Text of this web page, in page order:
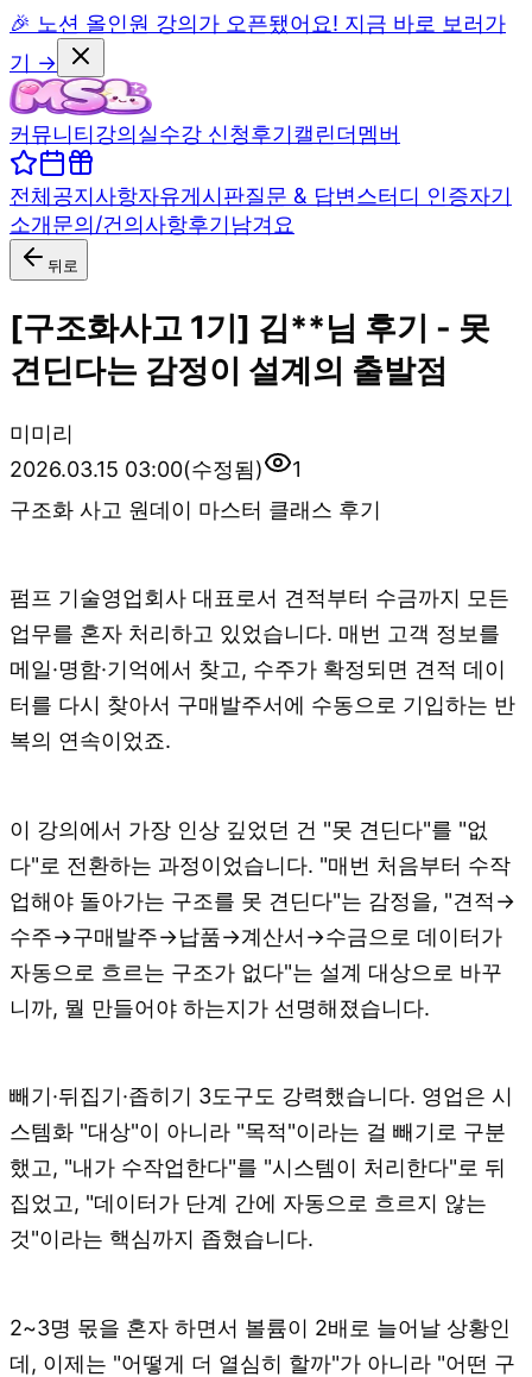
🎉 노션 올인원 강의가 오픈됐어요! 지금 바로 보러가
기 →
커뮤니티강의실수강 신청후기캘린더멤버
전체공지사항자유게시판질문 & 답변스터디 인증자기
소개문의/건의사항후기남겨요
뒤로
[구조화사고 1기] 김**님 후기 - 못
견딘다는 감정이 설계의 출발점
미미리
2026.03.15 03:00(수정됨)
1
구조화 사고 원데이 마스터 클래스 후기
펌프 기술영업회사 대표로서 견적부터 수금까지 모든
업무를 혼자 처리하고 있었습니다. 매번 고객 정보를
메일·명함·기억에서 찾고, 수주가 확정되면 견적 데이
터를 다시 찾아서 구매발주서에 수동으로 기입하는 반
복의 연속이었죠.
이 강의에서 가장 인상 깊었던 건 "못 견딘다"를 "없
다"로 전환하는 과정이었습니다. "매번 처음부터 수작
업해야 돌아가는 구조를 못 견딘다"는 감정을, "견적→
수주→구매발주→납품→계산서→수금으로 데이터가
자동으로 흐르는 구조가 없다"는 설계 대상으로 바꾸
니까, 뭘 만들어야 하는지가 선명해졌습니다.
빼기·뒤집기·좁히기 3도구도 강력했습니다. 영업은 시
스템화 "대상"이 아니라 "목적"이라는 걸 빼기로 구분
했고, "내가 수작업한다"를 "시스템이 처리한다"로 뒤
집었고, "데이터가 단계 간에 자동으로 흐르지 않는
것"이라는 핵심까지 좁혔습니다.
2~3명 몫을 혼자 하면서 볼륨이 2배로 늘어날 상황인
데, 이제는 "어떻게 더 열심히 할까"가 아니라 "어떤 구